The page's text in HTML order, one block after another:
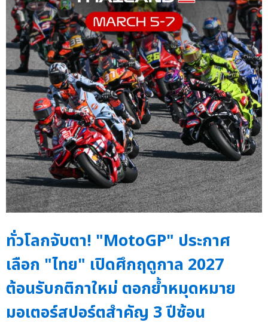
ทั่วโลกจับตา! "MotoGP" ประกาศ
เลือก "ไทย" เปิดศึกฤดูกาล 2027
ต้อนรับกติกาใหม่ ตอกย้ำหมุดหมาย
มอเตอร์สปอร์ตสำคัญ 3 ปีซ้อน